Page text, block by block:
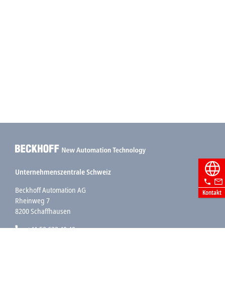
Kontakt
Unternehmenszentrale Schweiz
Beckhoff Automation AG
Rheinweg 7
8200 Schaffhausen
+41 52 633 40 40